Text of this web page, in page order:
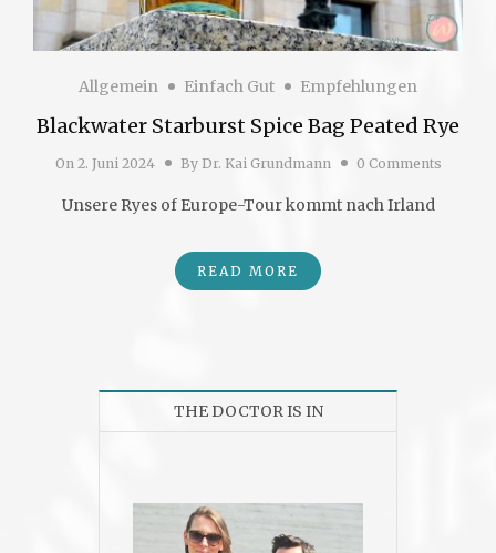
Allgemein Einfach Gut Empfehlungen
Blackwater Starburst Spice Bag Peated Rye
On 2. Juni 2024 By Dr. Kai Grundmann 0 Comments
Unsere Ryes of Europe-Tour kommt nach Irland
READ MORE
THE DOCTOR IS IN